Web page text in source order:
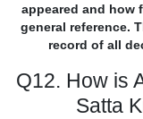
appeared and how
general reference.
record of all
Q12. How is
Satta